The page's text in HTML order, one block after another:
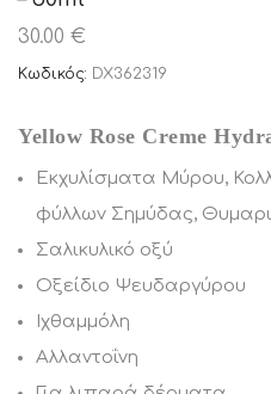
30.00 €
Κωδικός: DX362319
Yellow Rose Creme
Εκχυλίσματα Μύρου,
φύλλων Σημύδας,
Σαλικυλικό οξύ
Οξείδιο Ψευδαργύρου
Ιχθαμμόλη
Αλλαντοΐνη